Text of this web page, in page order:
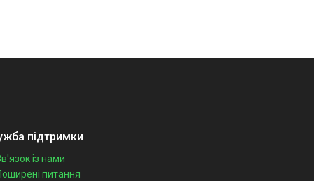
підтримки
із нами
питання